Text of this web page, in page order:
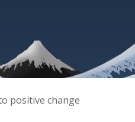
positive change